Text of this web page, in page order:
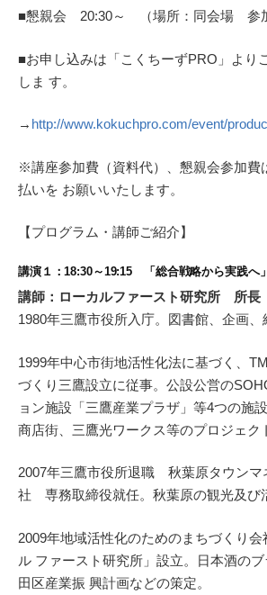
■懇親会 20:30～ （場所：同会場 参加
■お申し込みは「こくちーずPRO」より
しま す。
→ http://www.kokuchpro.com/event/
※講座参加費（資料代）、懇親会参加費
払いを お願いいたします。
【プログラム・講師ご紹介】
講演１：18:30～19:15 「総合戦略から実践へ」
講師：ローカルファースト研究所
1980年三鷹市役所入庁。図書館、企画、
1999年中心市街地活性化法に基づく、
づくり三鷹設立に従事。公設公営の
ョン施設「三鷹産業プラザ」等4つの施
商店街、三鷹光ワークス等のプロジェク
2007年三鷹市役所退職 秋葉原タウンマ
社 専務取締役就任。秋葉原の観光及び
2009年地域活性化のためのまちづくり
ル ファースト研究所」設立。日本酒の
田区産業振 興計画などの策定。